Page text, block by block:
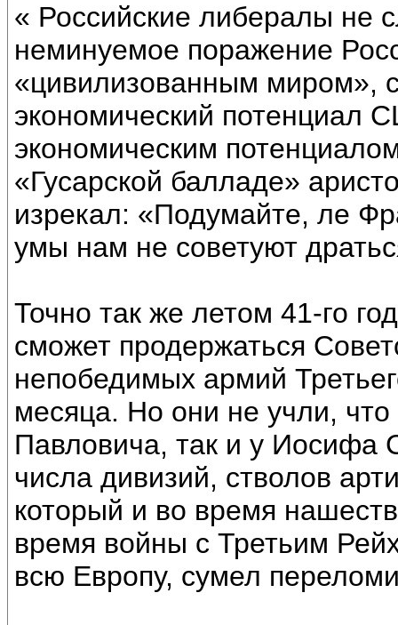
« Российские либералы не
неминуемое поражение
«цивилизованным миром»,
экономический потенциал
экономическим
«Гусарской балладе»
изрекал: «Подумайте, ле
умы нам не советуют
Точно так же летом 41-го
сможет продержаться
непобедимых армий
месяца. Но они не учли, что
Павловича, так и у Иосифа
числа дивизий, стволов
который и во время
время войны с Третьим
всю Европу, сумел